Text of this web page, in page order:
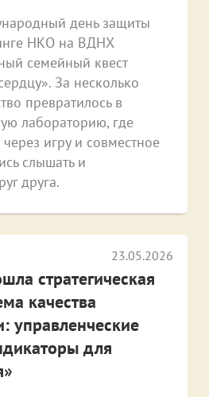
день защиты
НКО на ВДНХ
семейный квест
За несколько
превратилось в
лабораторию, где
игру и совместное
слышать и
друга.
23.05.2026
стратегическая
качества
управленческие
для